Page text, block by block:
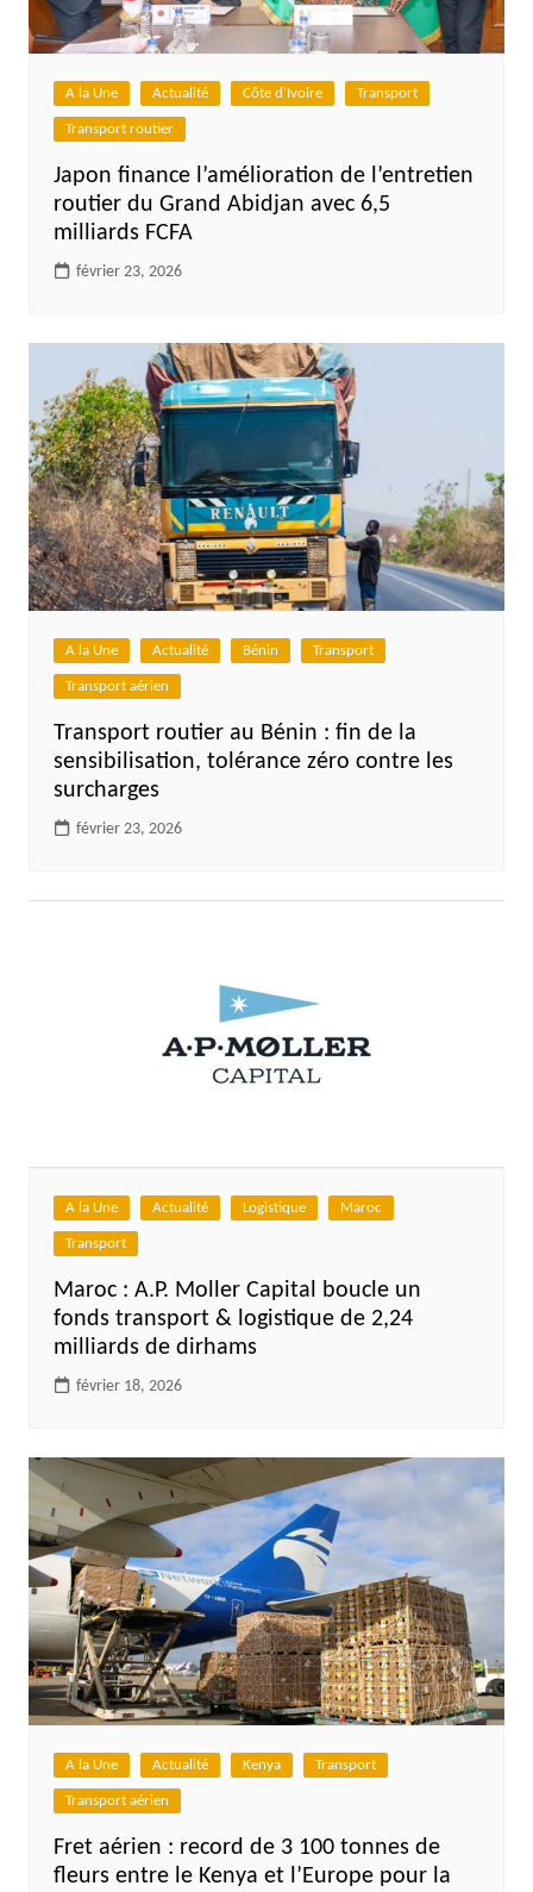
A la Une Actualité Côte d'Ivoire Transport
Transport routier
Japon finance l’amélioration de l’entretien
routier du Grand Abidjan avec 6,5
milliards FCFA
février 23, 2026
A la Une Actualité Bénin Transport
Transport aérien
Transport routier au Bénin : fin de la
sensibilisation, tolérance zéro contre les
surcharges
février 23, 2026
A la Une Actualité Logistique Maroc
Transport
Maroc : A.P. Moller Capital boucle un
fonds transport & logistique de 2,24
milliards de dirhams
février 18, 2026
A la Une Actualité Kenya Transport
Transport aérien
Fret aérien : record de 3 100 tonnes de
fleurs entre le Kenya et l’Europe pour la